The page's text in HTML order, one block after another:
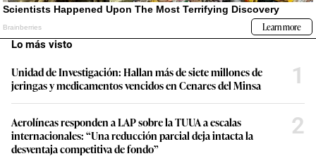
Lo más visto
Unidad de Investigación: Hallan más de siete millones de
jeringas y medicamentos vencidos en Cenares del Minsa
1
Aerolíneas responden a LAP sobre la TUUA a escalas
internacionales: “Una reducción parcial deja intacta la
desventaja competitiva de fondo”
2